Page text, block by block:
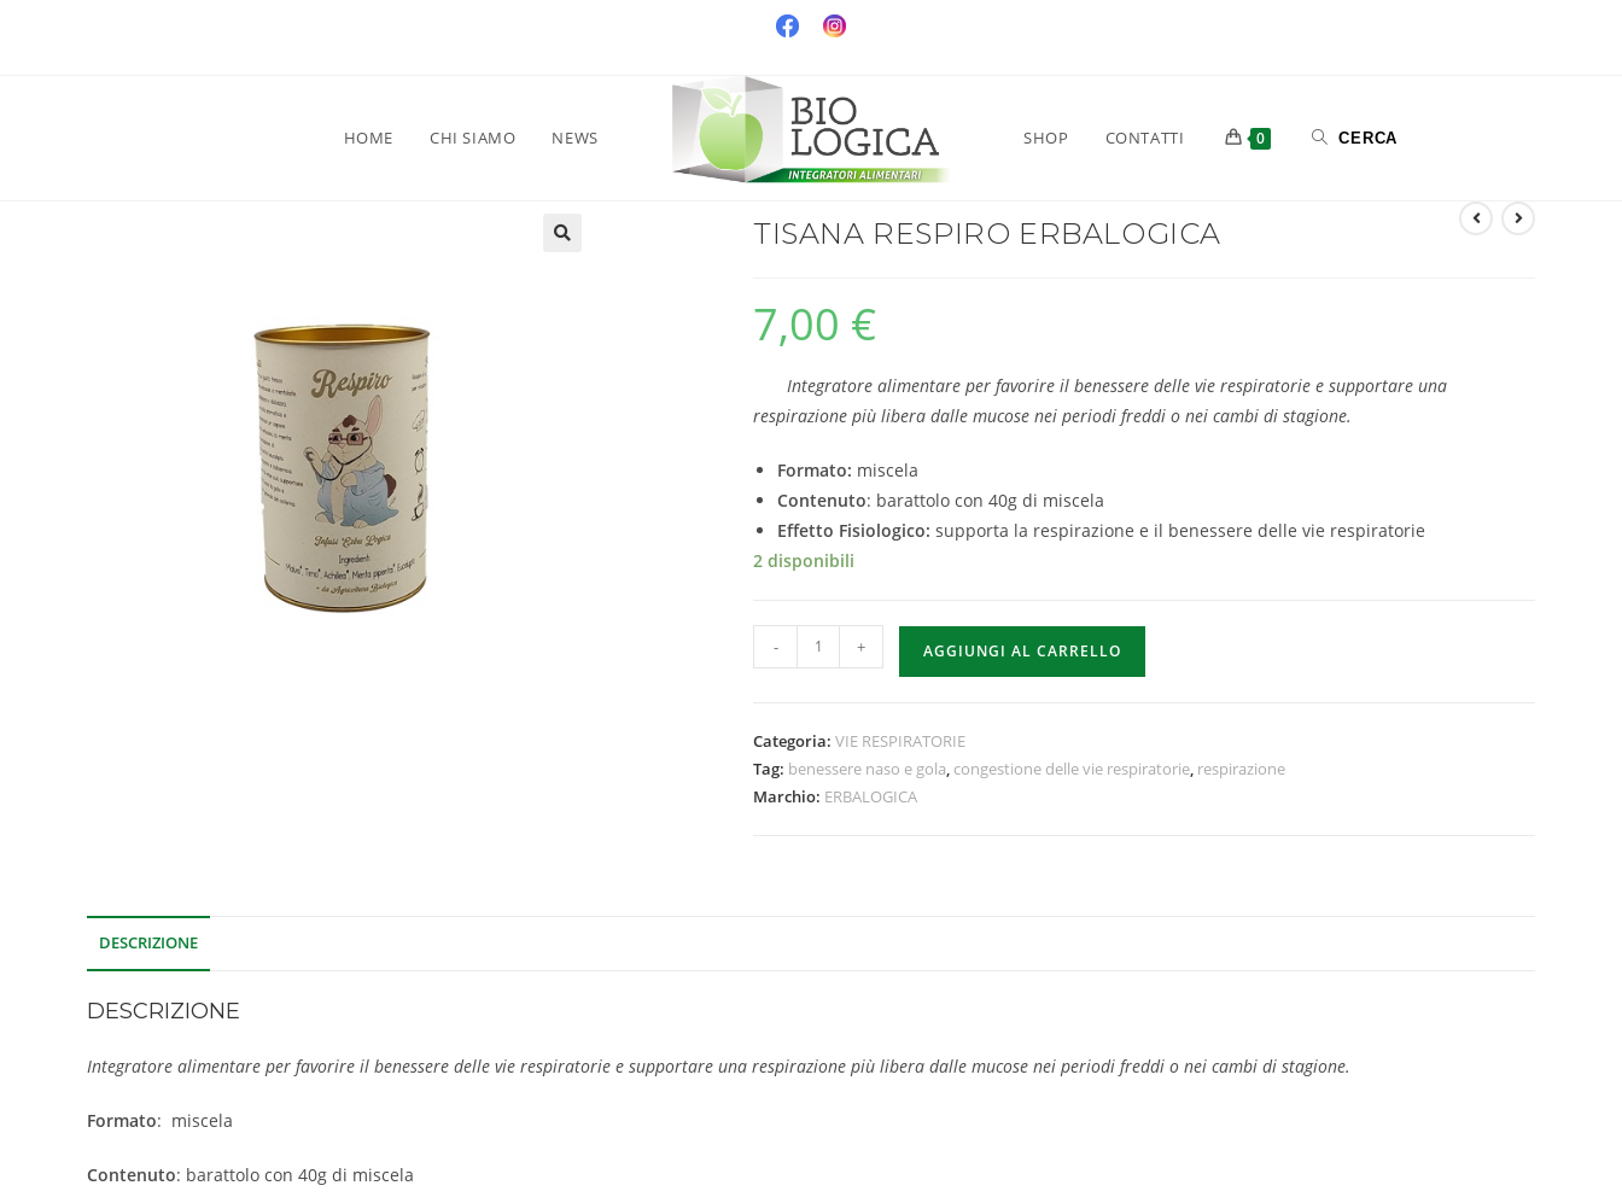
HOME CHI SIAMO NEWS SHOP CONTATTI 0
TISANA RESPIRO ERBALOGICA
7,00 €
Integratore alimentare per favorire il benessere delle vie respiratorie e supportare una
respirazione più libera dalle mucose nei periodi freddi o nei cambi di stagione.
Formato: miscela
Contenuto: barattolo con 40g di miscela
Effetto Fisiologico: supporta la respirazione e il benessere delle vie respiratorie
2 disponibili
- + AGGIUNGI AL CARRELLO
Categoria: VIE RESPIRATORIE
Tag: benessere naso e gola, congestione delle vie respiratorie, respirazione
Marchio: ERBALOGICA
DESCRIZIONE
DESCRIZIONE
Integratore alimentare per favorire il benessere delle vie respiratorie e supportare una respirazione più libera dalle mucose nei periodi freddi o nei cambi di stagione.
Formato: miscela
Contenuto: barattolo con 40g di miscela